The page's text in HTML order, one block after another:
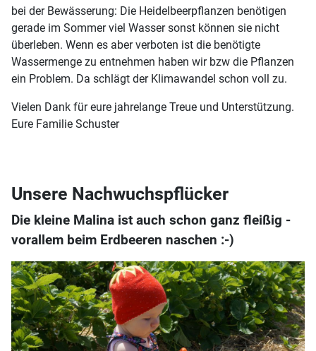
bei der Bewässerung: Die Heidelbeerpflanzen benötigen
gerade im Sommer viel Wasser sonst können sie nicht
überleben. Wenn es aber verboten ist die benötigte
Wassermenge zu entnehmen haben wir bzw die Pflanzen
ein Problem. Da schlägt der Klimawandel schon voll zu.
Vielen Dank für eure jahrelange Treue und Unterstützung.
Eure Familie Schuster
Unsere Nachwuchspflücker
Die kleine Malina ist auch schon ganz fleißig -
vorallem beim Erdbeeren naschen :-)